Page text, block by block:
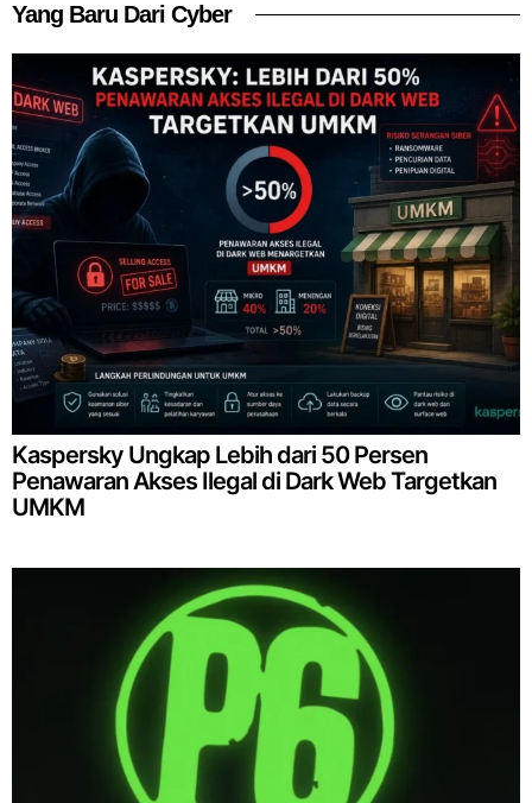
Yang Baru Dari Cyber
Kaspersky Ungkap Lebih dari 50 Persen
Penawaran Akses Ilegal di Dark Web Targetkan
UMKM